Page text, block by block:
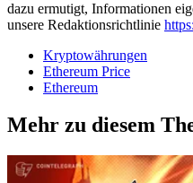
dazu ermutigt, Informationen
unsere Redaktionsrichtlinie
Kryptowährungen
Ethereum Price
Ethereum
Mehr zu diesem